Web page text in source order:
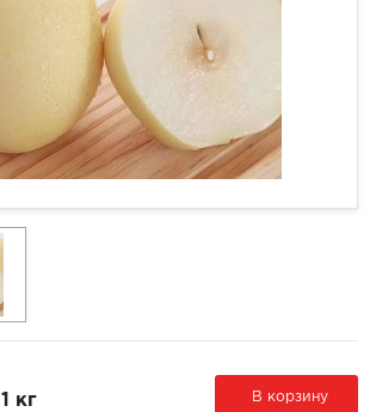
1 кг В корзину